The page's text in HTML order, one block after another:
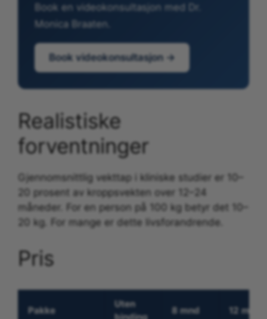
Book en videokonsultasjon med Dr.
Monica Braaten.
Book videokonsultasjon →
Realistiske
forventninger
Gjennomsnittlig vekttap i kliniske studier er 10–
20 prosent av kroppsvekten over 12–24
måneder. For en person på 100 kg betyr det 10–
20 kg. For mange er dette livsforandrende.
Pris
Pakke
Uten
binding
8 mnd 12 mnd